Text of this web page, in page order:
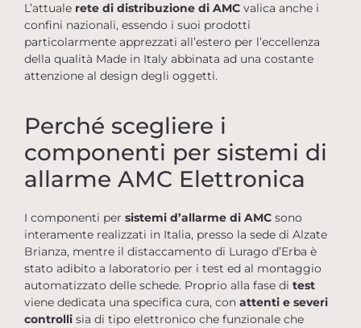
L’attuale rete di distribuzione di AMC valica anche i
confini nazionali, essendo i suoi prodotti
particolarmente apprezzati all’estero per l’eccellenza
della qualità Made in Italy abbinata ad una costante
attenzione al design degli oggetti.
Perché scegliere i
componenti per sistemi di
allarme AMC Elettronica
I componenti per sistemi d’allarme di AMC sono
interamente realizzati in Italia, presso la sede di Alzate
Brianza, mentre il distaccamento di Lurago d’Erba è
stato adibito a laboratorio per i test ed al montaggio
automatizzato delle schede. Proprio alla fase di test
viene dedicata una specifica cura, con attenti e severi
controlli sia di tipo elettronico che funzionale che